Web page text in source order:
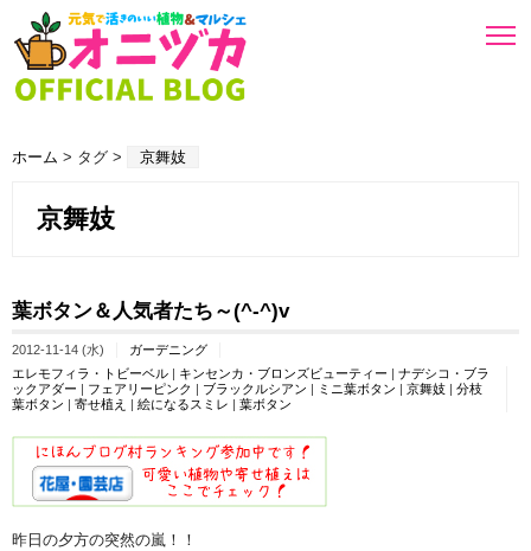
ホーム > タグ > 京舞妓
京舞妓
葉ボタン＆人気者たち～(^-^)v
2012-11-14 (水)
ガーデニング
エレモフィラ・トビーベル | キンセンカ・ブロンズビューティー | ナデシコ・ブラ
ックアダー | フェアリーピンク | ブラックルシアン | ミニ葉ボタン | 京舞妓 | 分枝
葉ボタン | 寄せ植え | 絵になるスミレ | 葉ボタン
昨日の夕方の突然の嵐！！